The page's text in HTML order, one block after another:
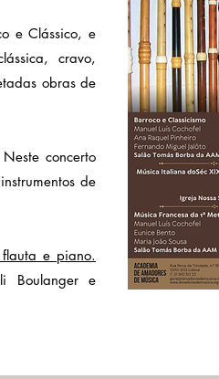
e Clássico, e
cravo,
obras de
concerto
de
e piano.
Boulanger e